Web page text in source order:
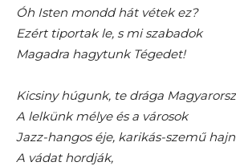
Óh Isten mondd hát vétek ez?
Ezért tiportak le, s mi szabadok
Magadra hagytunk Tégedet!
Kicsiny húgunk, te drága
A lelkünk mélye és a városok
Jazz-hangos éje, karikás-szemű
A vádat hordják,